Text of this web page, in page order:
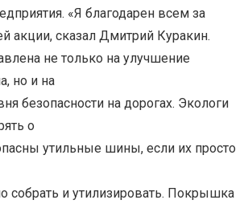
«Я благодарен всем за
акции, сказал Дмитрий Куракин.
не только на улучшение
но и на
безопасности на дорогах. Экологи
о
утильные шины, если их просто
собрать и утилизировать. Покрышка